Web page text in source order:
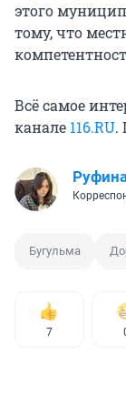
этого
тому, что
Всё самое
канале 116.RU.
Бугульма
7